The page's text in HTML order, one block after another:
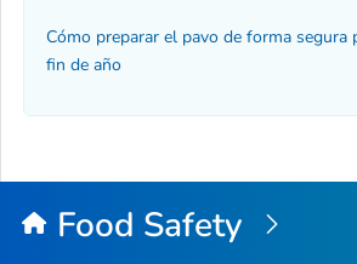
Cómo preparar el pavo de forma segura
fin de año
Food Safety